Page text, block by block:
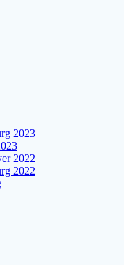
2023
2022
2022